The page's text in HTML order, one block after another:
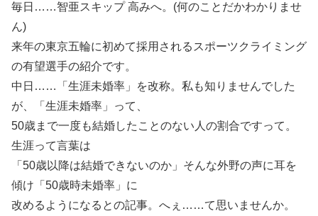
毎日……智亜スキップ 高みへ。(何のことだかわかりませ
ん)
来年の東京五輪に初めて採用されるスポーツクライミング
の有望選手の紹介です。
中日……「生涯未婚率」を改称。私も知りませんでした
が、「生涯未婚率」って、
50歳まで一度も結婚したことのない人の割合ですって。
生涯って言葉は
「50歳以降は結婚できないのか」そんな外野の声に耳を
傾け「50歳時未婚率」に
改めるようになるとの記事。へぇ……て思いませんか。